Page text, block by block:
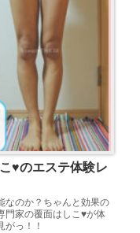
♥のエステ体験レ
なのか？ちゃんと効果の
門家の覆面はしこ♥が体
っ！！